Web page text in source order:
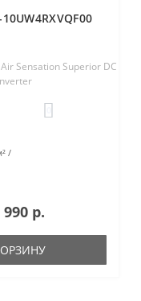
Sensation Superior DC
990 р.